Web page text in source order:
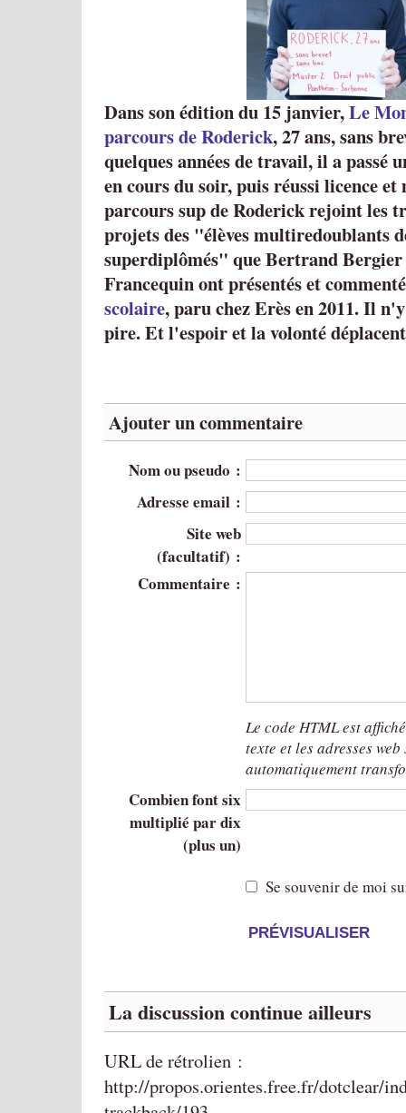
Dans son édition du 15 janvier,Le
parcours de Roderick, 27 ans, sans
quelques années de travail, il a passé
en cours du soir, puis réussi licence et
parcours sup de Roderick rejoint les
projets des "élèves multiredoublants
superdiplômés" que Bertrand
Francequin ont présentés et
scolaire, paru chez Erès en 2011.Il n'y
pire. Et l'espoir et la volonté
Ajouter un commentaire
Nom ou pseudo :
Adresse email :
Site web
(facultatif) :
Commentaire :
Le code HTML est
texte et les adresses web
automatiquement
Combien font six
multiplié par dix
(plus un)
Se souvenir de moi
La discussion continue ailleurs
URL de rétrolien :
http://propos.orientes.free.fr/dotclear/